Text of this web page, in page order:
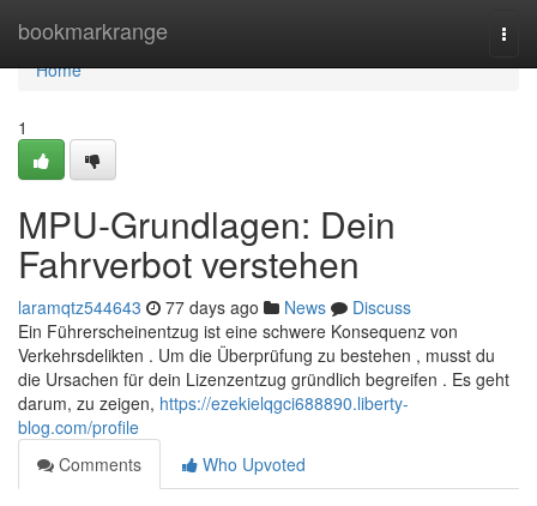
bookmarkrange
Home
Home
1
MPU-Grundlagen: Dein
Fahrverbot verstehen
laramqtz544643 77 days ago News
Discuss
Ein Führerscheinentzug ist eine schwere Konsequenz von
Verkehrsdelikten . Um die Überprüfung zu bestehen , musst du
die Ursachen für dein Lizenzentzug gründlich begreifen . Es geht
darum, zu zeigen, https://ezekielqgci688890.liberty-
blog.com/profile
Comments
Who Upvoted